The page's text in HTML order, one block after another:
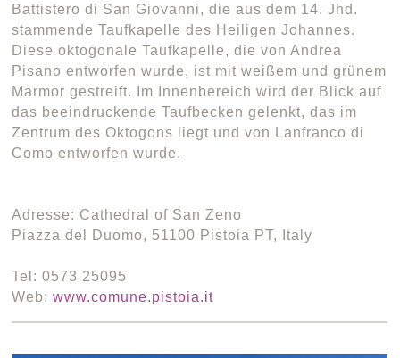
Battistero di San Giovanni, die aus dem 14. Jhd.
stammende Taufkapelle des Heiligen Johannes.
Diese oktogonale Taufkapelle, die von Andrea
Pisano entworfen wurde, ist mit weißem und grünem
Marmor gestreift. Im Innenbereich wird der Blick auf
das beeindruckende Taufbecken gelenkt, das im
Zentrum des Oktogons liegt und von Lanfranco di
Como entworfen wurde.
Adresse: Cathedral of San Zeno
Piazza del Duomo, 51100 Pistoia PT, Italy
Tel: 0573 25095
Web:www.comune.pistoia.it